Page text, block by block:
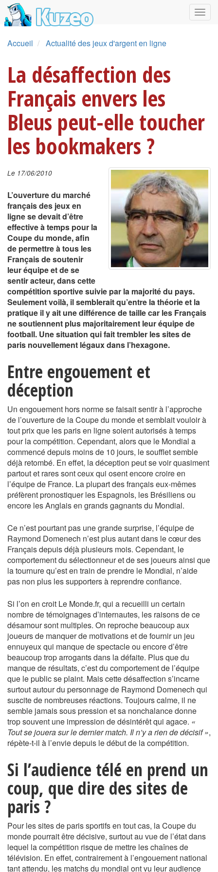
Accueil Actualité des jeux d'argent en ligne
La désaffection des
Français envers les
Bleus peut-elle toucher
les bookmakers ?
Le 17/06/2010
L’ouverture du marché
français des jeux en
ligne se devait d’être
effective à temps pour la
Coupe du monde, afin
de permettre à tous les
Français de soutenir
leur équipe et de se
sentir acteur, dans cette
compétition sportive suivie par la majorité du pays.
Seulement voilà, il semblerait qu’entre la théorie et la
pratique il y ait une différence de taille car les Français
ne soutiennent plus majoritairement leur équipe de
football. Une situation qui fait trembler les sites de
paris nouvellement légaux dans l’hexagone.
Entre engouement et
déception
Un engouement hors norme se faisait sentir à l’approche
de l’ouverture de la Coupe du monde et semblait vouloir à
tout prix que les paris en ligne soient autorisés à temps
pour la compétition. Cependant, alors que le Mondial a
commencé depuis moins de 10 jours, le soufflet semble
déjà retombé. En effet, la déception peut se voir quasiment
partout et rares sont ceux qui osent encore croire en
l’équipe de France. La plupart des français eux-mêmes
préfèrent pronostiquer les Espagnols, les Brésiliens ou
encore les Anglais en grands gagnants du Mondial.
Ce n’est pourtant pas une grande surprise, l’équipe de
Raymond Domenech n’est plus autant dans le cœur des
Français depuis déjà plusieurs mois. Cependant, le
comportement du sélectionneur et de ses joueurs ainsi que
la tournure qu’est en train de prendre le Mondial, n’aide
pas non plus les supporters à reprendre confiance.
Si l’on en croit Le Monde.fr, qui a recueilli un certain
nombre de témoignages d’internautes, les raisons de ce
désamour sont multiples. On reproche beaucoup aux
joueurs de manquer de motivations et de fournir un jeu
ennuyeux qui manque de spectacle ou encore d’être
beaucoup trop arrogants dans la défaite. Plus que du
manque de résultats, c’est du comportement de l’équipe
que le public se plaint. Mais cette désaffection s’incarne
surtout autour du personnage de Raymond Domenech qui
suscite de nombreuses réactions. Toujours calme, il ne
semble jamais sous pression et sa nonchalance donne
trop souvent une impression de désintérêt qui agace. «
Tout se jouera sur le dernier match. Il n’y a rien de décisif »,
répète-t-il à l’envie depuis le début de la compétition.
Si l’audience télé en prend un
coup, que dire des sites de
paris ?
Pour les sites de paris sportifs en tout cas, la Coupe du
monde pourrait être décisive, surtout au vue de l’état dans
lequel la compétition risque de mettre les chaînes de
télévision. En effet, contrairement à l’engouement national
tant attendu, les matchs du mondial ont vu leur audience